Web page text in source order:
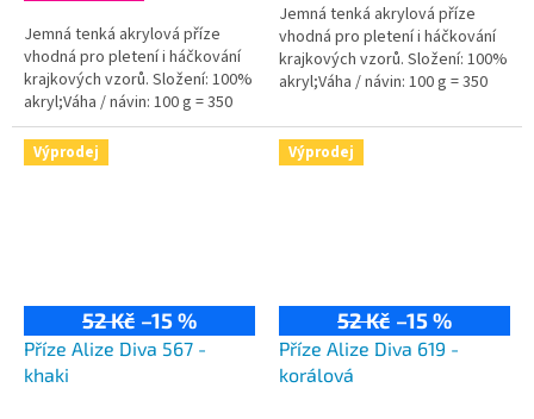
Jemná tenká akrylová příze
vhodná pro pletení i háčkování
krajkových vzorů. Složení: 100%
akryl;Váha / návin: 100 g = 350
m;Doporučená velikost jehlic /
háčku: 2,5 - 3,5 / 1-3 mm.
5
hvězdiček.
Jemná tenká akrylová příze
vhodná pro pletení i háčkování
krajkových vzorů. Složení: 100%
akryl;Váha / návin: 100 g = 350
Výprodej
52 Kč –15 %
Příze Alize Diva 567 -
khaki
Výprodej
52 Kč –15 %
Příze Alize Diva 619 -
korálová